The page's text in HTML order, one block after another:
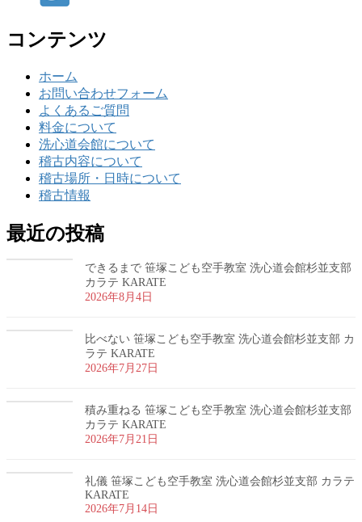
コンテンツ
ホーム
お問い合わせフォーム
よくあるご質問
料金について
洗心道会館について
稽古内容について
稽古場所・日時について
稽古情報
最近の投稿
できるまで 笹塚こども空手教室 洗心道会館杉並支部
カラテ KARATE
2026年8月4日
比べない 笹塚こども空手教室 洗心道会館杉並支部 カ
ラテ KARATE
2026年7月27日
積み重ねる 笹塚こども空手教室 洗心道会館杉並支部
カラテ KARATE
2026年7月21日
礼儀 笹塚こども空手教室 洗心道会館杉並支部 カラテ
KARATE
2026年7月14日